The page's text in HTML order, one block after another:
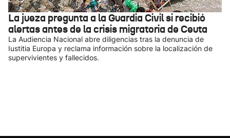
La jueza pregunta a la Guardia Civil si recibió
alertas antes de la crisis migratoria de Ceuta
La Audiencia Nacional abre diligencias tras la denuncia de
Iustitia Europa y reclama información sobre la localización de
supervivientes y fallecidos.